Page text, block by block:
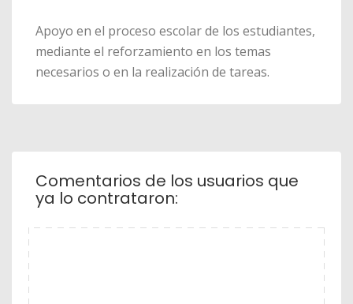
Apoyo en el proceso escolar de los estudiantes,
mediante el reforzamiento en los temas
necesarios o en la realización de tareas.
Comentarios de los usuarios que
ya lo contrataron: